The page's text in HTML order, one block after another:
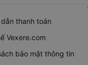
thanh toán
Vexere.com
bảo mật thông tin